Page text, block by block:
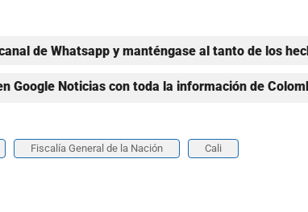
de Whatsapp y manténgase al tanto de los
Google Noticias con toda la información de
Fiscalía General de la Nación Cali